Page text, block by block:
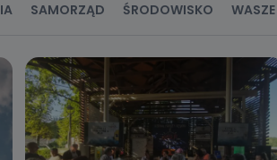
SAMORZĄD ŚRODOWISKO